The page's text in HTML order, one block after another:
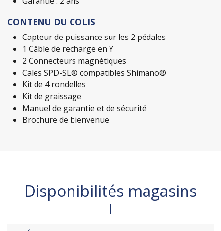
CONTENU DU COLIS
Capteur de puissance sur les 2 pédales
1 Câble de recharge en Y
2 Connecteurs magnétiques
Cales SPD-SL® compatibles Shimano®
Kit de 4 rondelles
Kit de graissage
Manuel de garantie et de sécurité
Brochure de bienvenue
Disponibilités magasins